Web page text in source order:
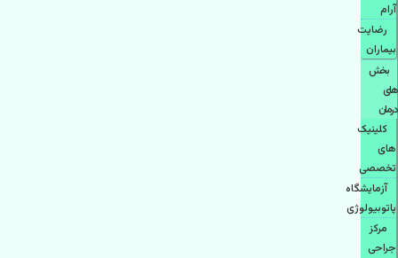
آرام
رضایت
بیماران
بخش
های
درمان
کلینیک
های
تخصصی
آزمایشگاه
پاتوبیولوژی
مرکز
جراحی